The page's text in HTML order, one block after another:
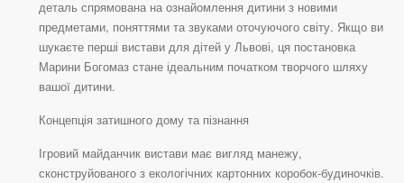
деталь спрямована на ознайомлення дитини з новими
предметами, поняттями та звуками оточуючого світу. Якщо ви
шукаєте перші вистави для дітей у Львові, ця постановка
Марини Богомаз стане ідеальним початком творчого шляху
вашої дитини.
Концепція затишного дому та пізнання
Ігровий майданчик вистави має вигляд манежу,
сконструйованого з екологічних картонних коробок-будиночків.